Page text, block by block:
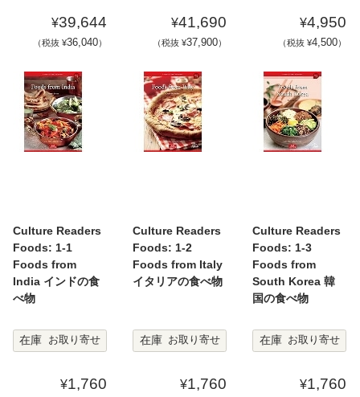
¥39,644
（税抜 ¥36,040）
¥41,690
（税抜 ¥37,900）
¥4,950
（税抜 ¥4,500）
Culture Readers
Foods: 1-1
Foods from
India インドの食
べ物
在庫 お取り寄せ
¥1,760
Culture Readers
Foods: 1-2
Foods from Italy
イタリアの食べ物
在庫 お取り寄せ
¥1,760
Culture Readers
Foods: 1-3
Foods from
South Korea 韓
国の食べ物
在庫 お取り寄せ
¥1,760